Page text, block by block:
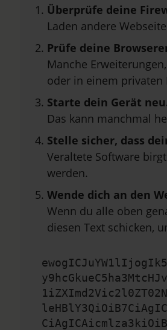
Überprüfe deine
Laden andere
Prüfe deine
Manche
oder in einem privaten
Starte dein Gerät
Das kann manchmal
Stelle sicher, dass
Veraltete Software
werden.
Wende dich an den
Wenn du alle oben
diesen Text schicken,